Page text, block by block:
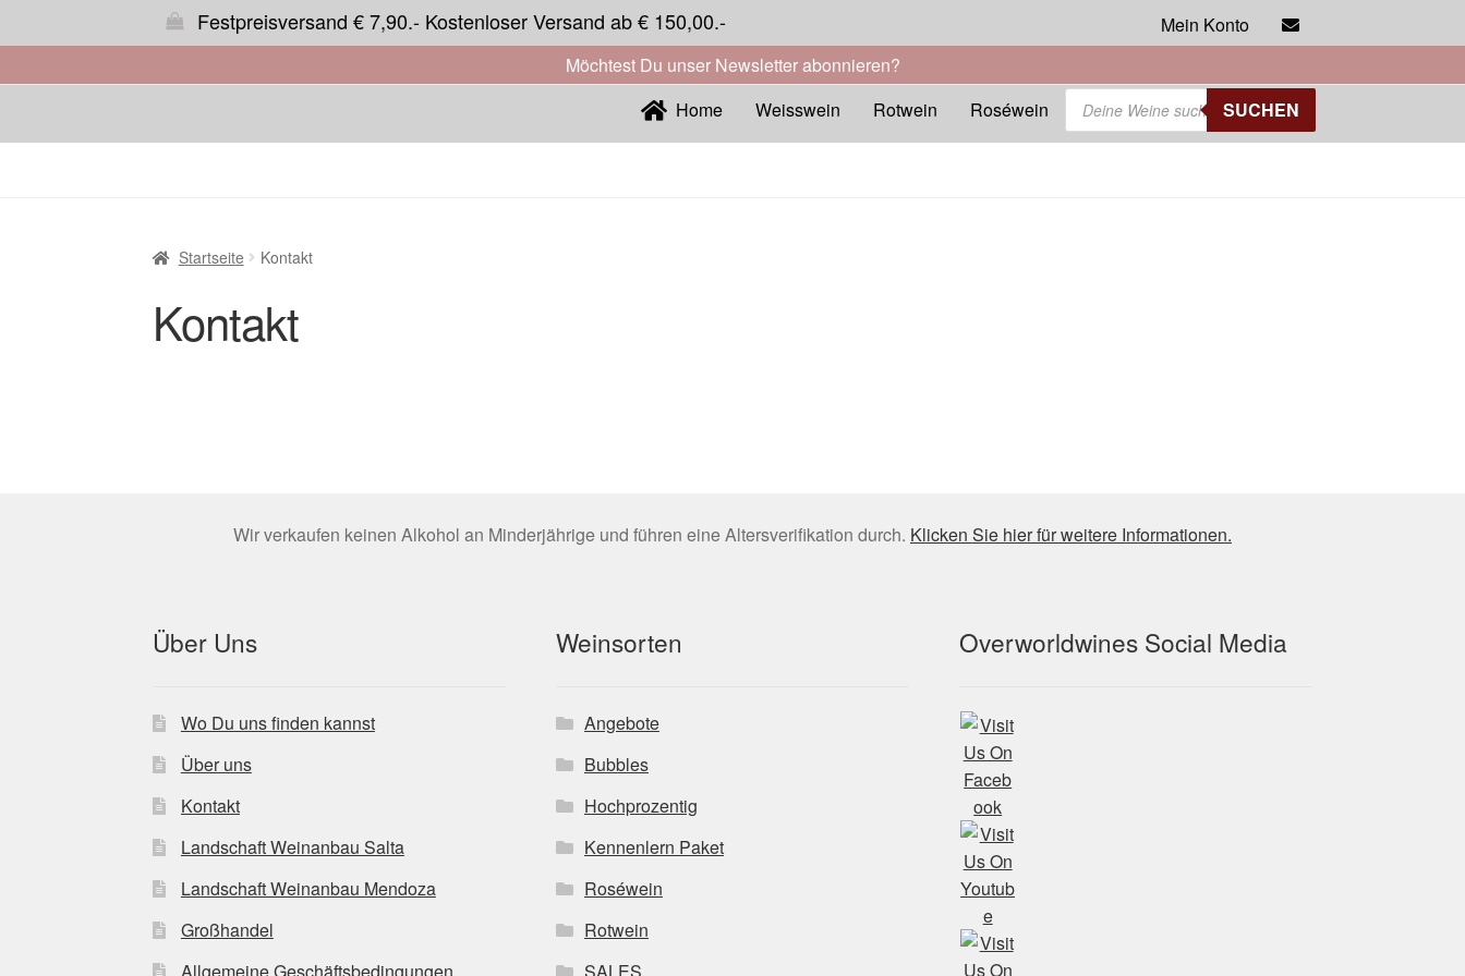
Festpreisversand € 7,90.- Kostenloser Versand ab € 150,00.-
Mein Konto
Möchtest Du unser Newsletter abonnieren?
Home
Weisswein Rotwein Roséwein
Products
search SUCHEN
Startseite Kontakt
Kontakt
Wir verkaufen keinen Alkohol an Minderjährige und führen eine Altersverifikation durch. Klicken Sie hier für weitere Informationen.
Über Uns
Wo Du uns finden kannst
Über uns
Kontakt
Landschaft Weinanbau Salta
Landschaft Weinanbau Mendoza
Großhandel
Weinsorten
Angebote
Bubbles
Hochprozentig
Kennenlern Paket
Roséwein
Rotwein
Overworldwines Social Media